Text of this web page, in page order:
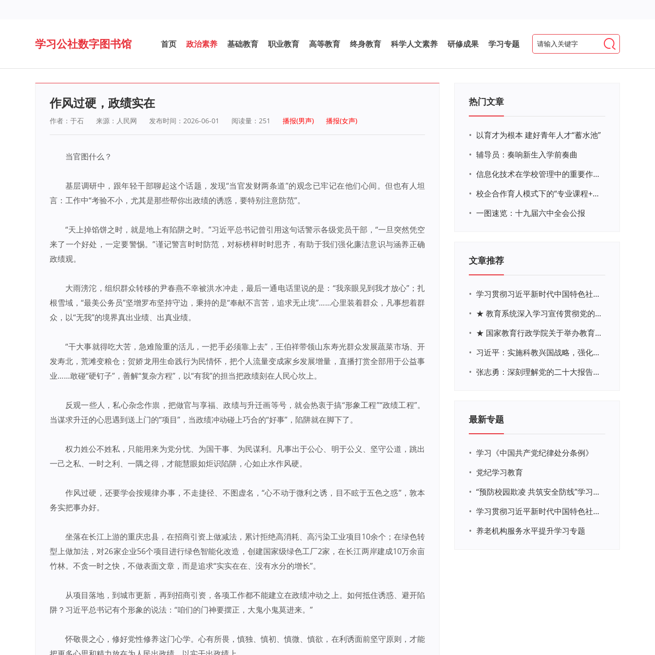
学习公社数字图书馆 首页 政治素养 基础教育 职业教育 高等教育 终身教育 科学人文素养 研修成果 学习专题
作风过硬，政绩实在
作者：于石 来源：人民网 发布时间：2026-06-01 阅读量： 251 播报(男声) 播报(女声)
当官图什么？
基层调研中，跟年轻干部聊起这个话题，发现“当官发财两条道”的观念已牢记在他们心间。但也有人坦
言：工作中“考验不小，尤其是那些帮你出政绩的诱惑，要特别注意防范”。
“天上掉馅饼之时，就是地上有陷阱之时。”习近平总书记曾引用这句话警示各级党员干部，“一旦突然凭空
来了一个好处，一定要警惕。”谨记警言时时防范，对标榜样时时思齐，有助于我们强化廉洁意识与涵养正确
政绩观。
大雨滂沱，组织群众转移的尹春燕不幸被洪水冲走，最后一通电话里说的是：“我亲眼见到我才放心”；扎
根雪域，“最美公务员”坚增罗布坚持守边，秉持的是“奉献不言苦，追求无止境”……心里装着群众，凡事想着群
众，以“无我”的境界真出业绩、出真业绩。
“干大事就得吃大苦，急难险重的活儿，一把手必须靠上去”，王伯祥带领山东寿光群众发展蔬菜市场、开
发寿北，荒滩变粮仓；贺娇龙用生命践行为民情怀，把个人流量变成家乡发展增量，直播打赏全部用于公益事
业……敢碰“硬钉子”，善解“复杂方程”，以“有我”的担当把政绩刻在人民心坎上。
反观一些人，私心杂念作祟，把做官与享福、政绩与升迁画等号，就会热衷于搞“形象工程”“政绩工程”。
当谋求升迁的心思遇到送上门的“项目”，当政绩冲动碰上巧合的“好事”，陷阱就在脚下了。
权力姓公不姓私，只能用来为党分忧、为国干事、为民谋利。凡事出于公心、明于公义、坚守公道，跳出
一己之私、一时之利、一隅之得，才能慧眼如炬识陷阱，心如止水作风硬。
作风过硬，还要学会按规律办事，不走捷径、不图虚名，“心不动于微利之诱，目不眩于五色之惑”，敦本
务实把事办好。
坐落在长江上游的重庆忠县，在招商引资上做减法，累计拒绝高消耗、高污染工业项目10余个；在绿色转
型上做加法，对26家企业56个项目进行绿色智能化改造，创建国家级绿色工厂2家，在长江两岸建成10万余亩
竹林。不贪一时之快，不做表面文章，而是追求“实实在在、没有水分的增长”。
从项目落地，到城市更新，再到招商引资，各项工作都不能建立在政绩冲动之上。如何抵住诱惑、避开陷
阱？习近平总书记有个形象的说法：“咱们的门神要摆正，大鬼小鬼莫进来。”
怀敬畏之心，修好党性修养这门心学。心有所畏，慎独、慎初、慎微、慎欲，在利诱面前坚守原则，才能
热门文章
• 以育才为根本 建好青年人才“蓄水池”
• 辅导员：奏响新生入学前奏曲
•
信息化技术在学校管理中的重要作用 ——以贵州省威宁民族中学和校园使用等为例
•
校企合作育人模式下的“专业课程+思政教育+党建活动”交叉融合的课程思政教学探索与实践
• 一图速览：十九届六中全会公报
文章推荐
•
学习贯彻习近平新时代中国特色社会主义思想主题教育网络培训
•
★ 教育系统深入学习宣传贯彻党的二十大精神学习专题
•
★ 国家教育行政学院关于举办教育系统深入学习宣传贯彻党的二十大精神专题网络培训的通知
•
习近平：实施科教兴国战略，强化现代化建设人才支撑
•
张志勇：深刻理解党的二十大报告关于教育的新思想、新战略、新要求
最新专题
• 学习《中国共产党纪律处分条例》
• 党纪学习教育
•
“预防校园欺凌 共筑安全防线”学习专题
•
学习贯彻习近平新时代中国特色社会主义思想主题教育
• 养老机构服务水平提升学习专题